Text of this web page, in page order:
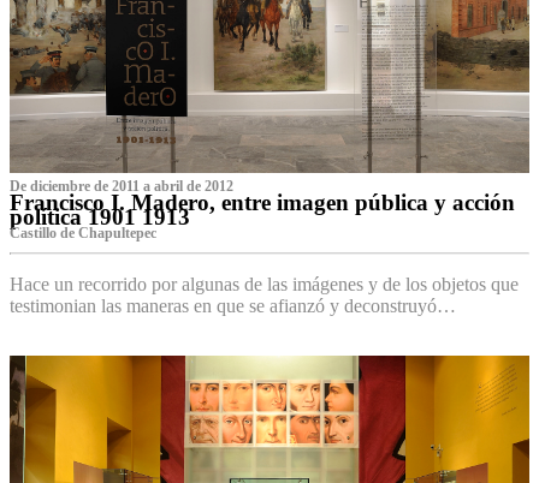
De diciembre de 2011 a abril de 2012
Francisco I. Madero, entre imagen pública y acción
política 1901 1913
Castillo de Chapultepec
Hace un recorrido por algunas de las imágenes y de los objetos que
testimonian las maneras en que se afianzó y deconstruyó…